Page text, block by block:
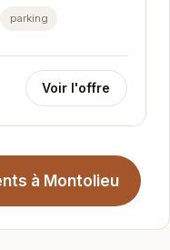
de l'ancien...
parking
Voir l'offre
à Montolieu